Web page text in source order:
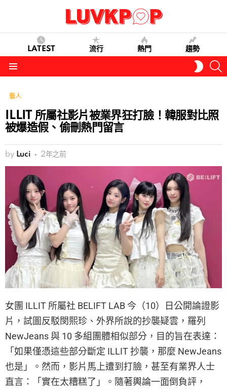
LATEST 流行 熱門 趨勢
SKIN
藝人
ILLIT 所屬社影片被業界狂打臉！韓服對比照
被爆造假、偷刪熱門留言
by Luci 2年之前
女團 ILLIT 所屬社 BELIFT LAB 今（10）日公開論證影
片，試圖反駁閔熙珍、外界所說的抄襲疑雲，羅列
NewJeans 與 10 多組團體相似部分，目的旨在表達：
「如果僅憑這些部分斷定 ILLIT 抄襲，那麼 NewJeans
也是」。然而，影片馬上遭到打臉，甚至有業界人士
直言：「實在太糟糕了」。隨著輿論一面倒負評，